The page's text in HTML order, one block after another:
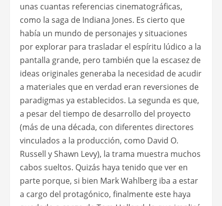
unas cuantas referencias cinematográficas,
como la saga de Indiana Jones. Es cierto que
había un mundo de personajes y situaciones
por explorar para trasladar el espíritu lúdico a la
pantalla grande, pero también que la escasez de
ideas originales generaba la necesidad de acudir
a materiales que en verdad eran reversiones de
paradigmas ya establecidos. La segunda es que,
a pesar del tiempo de desarrollo del proyecto
(más de una década, con diferentes directores
vinculados a la producción, como David O.
Russell y Shawn Levy), la trama muestra muchos
cabos sueltos. Quizás haya tenido que ver en
parte porque, si bien Mark Wahlberg iba a estar
a cargo del protagónico, finalmente este haya